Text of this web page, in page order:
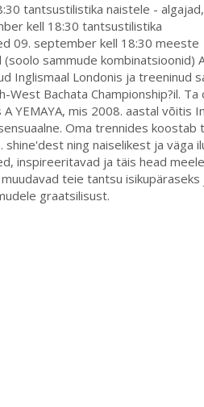
tantsustilistika naistele - algajad,
kell 18:30 tantsustilistika
09. september kell 18:30 meeste
(soolo sammude kombinatsioonid)
Inglismaal Londonis ja treeninud
West Bachata Championship?il.
YEMAYA, mis 2008. aastal võitis
Oma trennides
shine'dest ning naiselikest ja
inspireeritavad ja täis head
teie tantsu
graatsilisust.